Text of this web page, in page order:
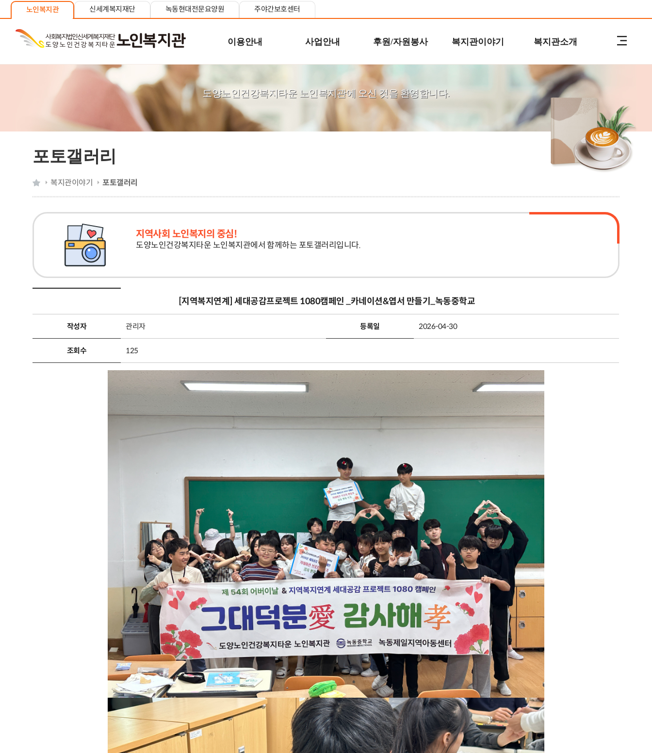
노인복지관 신세계복지재단 녹동현대전문요양원 주야간보호센터
이용안내 사업안내 후원/자원봉사 복지관이야기 복지관소개
도양노인건강복지타운 노인복지관에 오신 것을 환영합니다.
포토갤러리
복지관이야기 포토갤러리
지역사회 노인복지의 중심!
도양노인건강복지타운 노인복지관에서 함께하는 포토갤러리입니다.
[지역복지연계] 세대공감프로젝트 1080캠페인 _카네이션&엽서 만들기_녹동중학교
작성자 관리자 등록일 2026-04-30
조회수 125